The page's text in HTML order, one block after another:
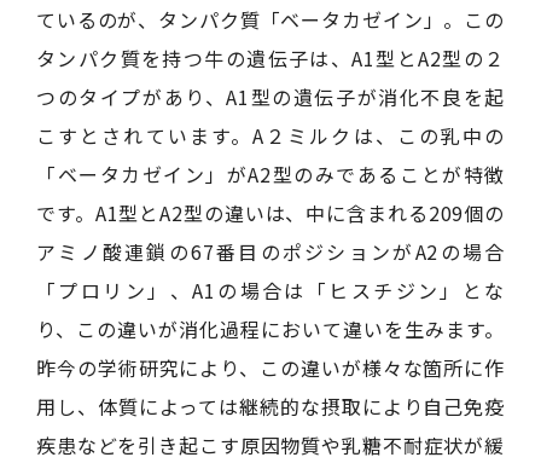
ているのが、タンパク質「ベータカゼイン」。この
タンパク質を持つ牛の遺伝子は、A1型とA2型の２
つのタイプがあり、A1型の遺伝子が消化不良を起
こすとされています。A２ミルクは、この乳中の
「ベータカゼイン」がA2型のみであることが特徴
です。A1型とA2型の違いは、中に含まれる209個の
アミノ酸連鎖の67番目のポジションがA2の場合
「プロリン」、A1の場合は「ヒスチジン」とな
り、この違いが消化過程において違いを生みます。
昨今の学術研究により、この違いが様々な箇所に作
用し、体質によっては継続的な摂取により自己免疫
疾患などを引き起こす原因物質や乳糖不耐症状が緩